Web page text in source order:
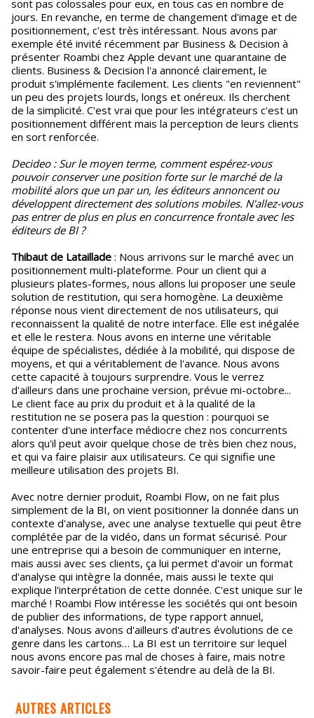
sont pas colossales pour eux, en tous cas en nombre de
jours. En revanche, en terme de changement d'image et de
positionnement, c'est très intéressant. Nous avons par
exemple été invité récemment par Business & Decision à
présenter Roambi chez Apple devant une quarantaine de
clients. Business & Decision l'a annoncé clairement, le
produit s'implémente facilement. Les clients "en reviennent"
un peu des projets lourds, longs et onéreux. Ils cherchent
de la simplicité. C'est vrai que pour les intégrateurs c'est un
positionnement différent mais la perception de leurs clients
en sort renforcée.
Decideo : Sur le moyen terme, comment espérez-vous
pouvoir conserver une position forte sur le marché de la
mobilité alors que un par un, les éditeurs annoncent ou
développent directement des solutions mobiles. N'allez-vous
pas entrer de plus en plus en concurrence frontale avec les
éditeurs de BI ?
Thibaut de Lataillade : Nous arrivons sur le marché avec un
positionnement multi-plateforme. Pour un client qui a
plusieurs plates-formes, nous allons lui proposer une seule
solution de restitution, qui sera homogène. La deuxième
réponse nous vient directement de nos utilisateurs, qui
reconnaissent la qualité de notre interface. Elle est inégalée
et elle le restera. Nous avons en interne une véritable
équipe de spécialistes, dédiée à la mobilité, qui dispose de
moyens, et qui a véritablement de l'avance. Nous avons
cette capacité à toujours surprendre. Vous le verrez
d'ailleurs dans une prochaine version, prévue mi-octobre...
Le client face au prix du produit et à la qualité de la
restitution ne se posera pas la question : pourquoi se
contenter d'une interface médiocre chez nos concurrents
alors qu'il peut avoir quelque chose de très bien chez nous,
et qui va faire plaisir aux utilisateurs. Ce qui signifie une
meilleure utilisation des projets BI.
Avec notre dernier produit, Roambi Flow, on ne fait plus
simplement de la BI, on vient positionner la donnée dans un
contexte d'analyse, avec une analyse textuelle qui peut être
complétée par de la vidéo, dans un format sécurisé. Pour
une entreprise qui a besoin de communiquer en interne,
mais aussi avec ses clients, ça lui permet d'avoir un format
d'analyse qui intègre la donnée, mais aussi le texte qui
explique l'interprétation de cette donnée. C'est unique sur le
marché ! Roambi Flow intéresse les sociétés qui ont besoin
de publier des informations, de type rapport annuel,
d'analyses. Nous avons d'ailleurs d'autres évolutions de ce
genre dans les cartons… La BI est un territoire sur lequel
nous avons encore pas mal de choses à faire, mais notre
savoir-faire peut également s'étendre au delà de la BI.
AUTRES ARTICLES